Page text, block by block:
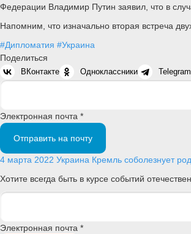
Федерации Владимир Путин заявил, что в
Напомним, что изначально вторая встреча
#Дипломатия #Украина
Поделиться
ВКонтакте Одноклассники Telegram
Электронная почта *
Отправить на почту
4 марта 2022 Украина Кремль соболезнует
Хотите всегда быть в курсе событий
Электронная почта *